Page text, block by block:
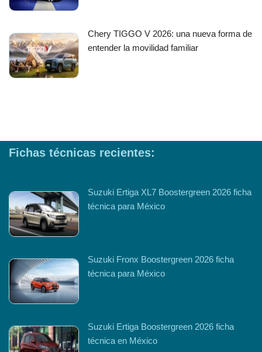
Chery TIGGO V 2026: una nueva forma de
entender la movilidad familiar
Fichas técnicas recientes:
Suzuki Ertiga XL7 Boostergreen 2026 ficha
técnica para México
Suzuki Fronx Boostergreen 2026 ficha
técnica para México
Suzuki Ertiga Boostergreen 2026 ficha
técnica en México